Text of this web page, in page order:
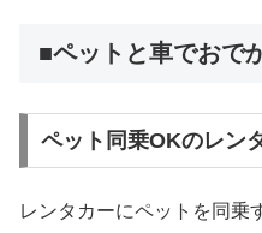
■ペットと車でおで
ペット同乗OKのレン
レンタカーにペットを同乗